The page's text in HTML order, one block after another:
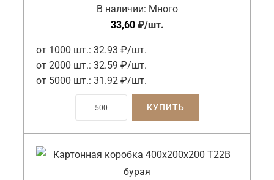
В наличии: Много
33,60 ₽/шт.
от 1000 шт.: 32.93 ₽/шт.
от 2000 шт.: 32.59 ₽/шт.
от 5000 шт.: 31.92 ₽/шт.
КУПИТЬ